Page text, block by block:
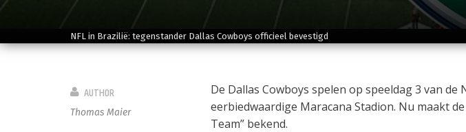
NFL in Brazilië: tegenstander Dallas Cowboys officieel bevestigd
De Dallas Cowboys spelen op speeldag 3 van de
eerbiedwaardige Maracana Stadion. Nu maakt
Team” bekend.
AUTHOR
Thomas Maier